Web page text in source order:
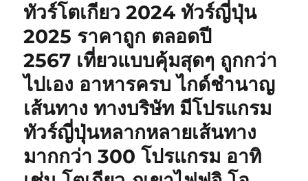
ทัวร์โตเกียว 2024 ทัวร์ญี่ปุ่น
2025 ราคาถูก ตลอดปี
2567 เที่ยวแบบคุ้มสุดๆ ถูกกว่า
ไปเอง อาหารครบ ไกด์ชำนาญ
เส้นทาง ทางบริษัท มีโปรแกรม
ทัวร์ญี่ปุ่นหลากหลายเส้นทาง
มากกว่า 300 โปรแกรม อาทิ